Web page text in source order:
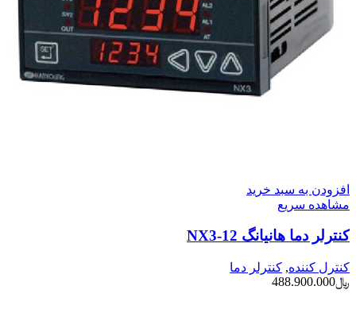
افزودن به سبد خرید
مشاهده سریع
کنترلر دما هانیانگ NX3-12
کنترل کننده, کنترلر دما
﷼488.900.000